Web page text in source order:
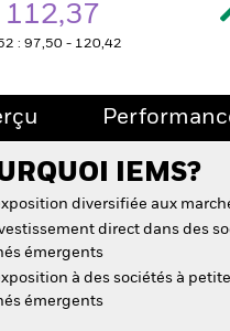
112,37
: 97,50 - 120,42
IEMS?
diversifiée aux
direct dans des
émergents
à des sociétés à
émergents